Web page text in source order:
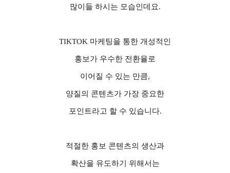
많이들 하시는 모습인데요.
TIKTOK 마케팅을 통한 개성적인
홍보가 우수한 전환율로
이어질 수 있는 만큼,
양질의 콘텐츠가 가장 중요한
포인트라고 할 수 있습니다.
적절한 홍보 콘텐츠의 생산과
확산을 유도하기 위해서는